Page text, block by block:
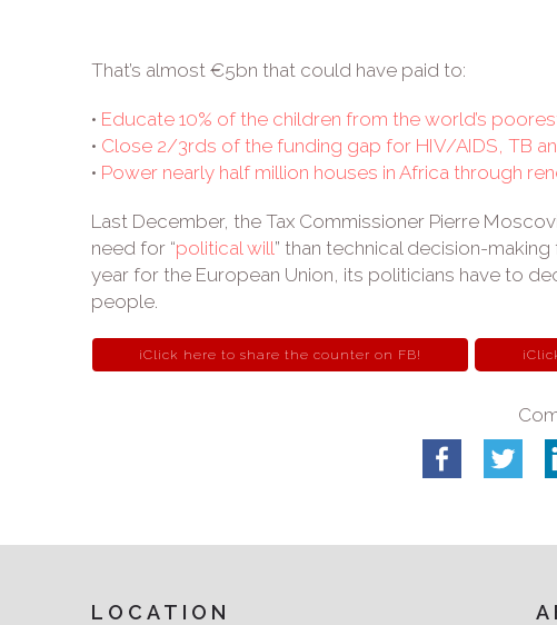
That’s almost €5bn that could have paid to:
• Educate 10% of the children from the world’s
• Close 2/3rds of the funding gap for HIV/AIDS, TB
• Power nearly half million houses in Africa through
Last December, the Tax Commissioner Pierre
need for “political will” than technical decision-
year for the European Union, its politicians have to
people.
¡Click here to share the counter on FB!
LOCATION